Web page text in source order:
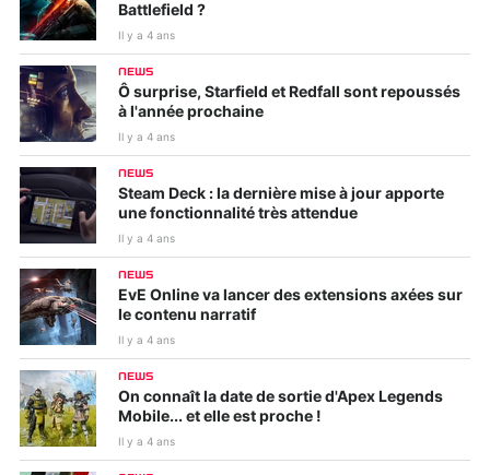
Battlefield ?
Il y a 4 ans
NEWS
Ô surprise, Starfield et Redfall sont repoussés
à l'année prochaine
Il y a 4 ans
NEWS
Steam Deck : la dernière mise à jour apporte
une fonctionnalité très attendue
Il y a 4 ans
NEWS
EvE Online va lancer des extensions axées sur
le contenu narratif
Il y a 4 ans
NEWS
On connaît la date de sortie d'Apex Legends
Mobile... et elle est proche !
Il y a 4 ans